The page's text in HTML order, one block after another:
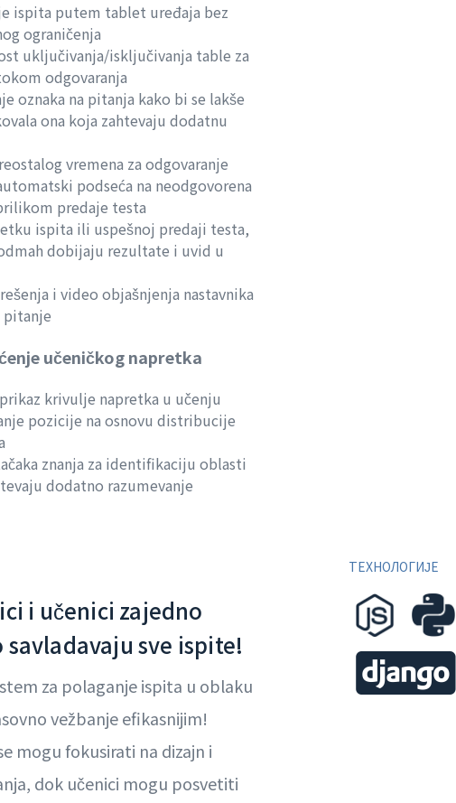
ispita putem tablet uređaja bez
ograničenja
uključivanja/isključivanja table za
odgovaranja
oznaka na pitanja kako bi se lakše
ona koja zahtevaju dodatnu
vremena za odgovaranje
podseća na neodgovorena
predaje testa
ispita ili uspešnoj predaji testa,
dobijaju rezultate i uvid u
i video objašnjenja nastavnika
pitanje
učeničkog napretka
krivulje napretka u učenju
pozicije na osnovu distribucije
znanja za identifikaciju oblasti
dodatno razumevanje
i učenici zajedno
savladavaju sve ispite!
za polaganje ispita u oblaku
vežbanje efikasnijim!
mogu fokusirati na dizajn i
dok učenici mogu posvetiti
ТЕХНОЛОГИЈЕ